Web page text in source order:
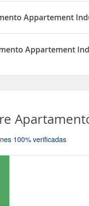
Industriel Avec
Appartement
Industriel
Appartement
100% verificadas